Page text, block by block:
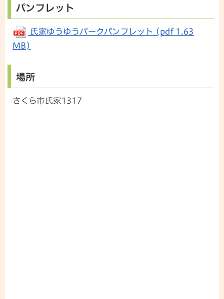
パンフレット
氏家ゆうゆうパークパンフレット (pdf 1.63
MB)
場所
さくら市氏家1317